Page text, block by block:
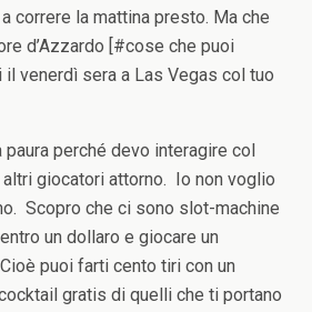
correre la mattina presto. Ma che
d’Azzardo [#cose che puoi
venerdì sera a Las Vegas col tuo
perché devo interagire col
giocatori attorno. Io non voglio
Scopro che ci sono slot-machine
un dollaro e giocare un
puoi farti cento tiri con un
gratis di quelli che ti portano